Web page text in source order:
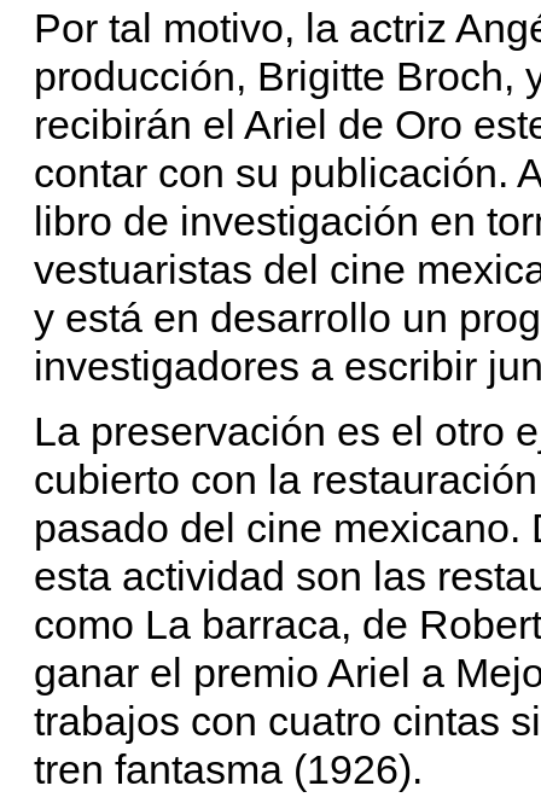
Por tal motivo, la actriz
producción, Brigitte
recibirán el Ariel de Oro
contar con su publicación.
libro de investigación en
vestuaristas del cine
y está en desarrollo un
investigadores a escribir
La preservación es el otro
cubierto con la
pasado del cine
esta actividad son las
como La barraca, de
ganar el premio Ariel a
trabajos con cuatro cintas
tren fantasma (1926).